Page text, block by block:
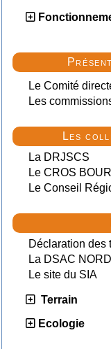
Le Comité
Les
Les
La DRJSCS
Le CROS
Le Conseil
Déclaration des
La DSAC
Le site du SIA
Terrain
Ecologie